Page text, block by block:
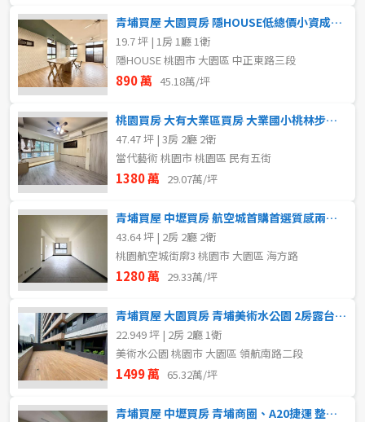
青埔買屋 大園買房 隱HOUSE低總價小資成家1+1房
19.7 坪 | 1房 1廳 1衛
隱HOUSE 桃園市 大園區 中正東路三段
890 萬 45.18萬/坪
桃園買房 大有大業區買房 大業國小桃林步道當代藝術美3房車
47.47 坪 | 3房 2廳 2衛
當代藝術 桃園市 桃園區 民有五街
1380 萬 29.07萬/坪
青埔買屋 中壢買房 航空城首購首選質感兩房車 全新生活視野
43.64 坪 | 2房 2廳 2衛
桃園航空城街廓3 桃園市 大園區 海方路
1280 萬 29.33萬/坪
青埔買屋 大園買房 青埔美術水公園 2房露台戶 稀有釋出
22.949 坪 | 2房 2廳 1衛
美術水公園 桃園市 大園區 領航南路二段
1499 萬 65.32萬/坪
青埔買屋 中壢買房 青埔商圈、A20捷運 整新大地坪美透天